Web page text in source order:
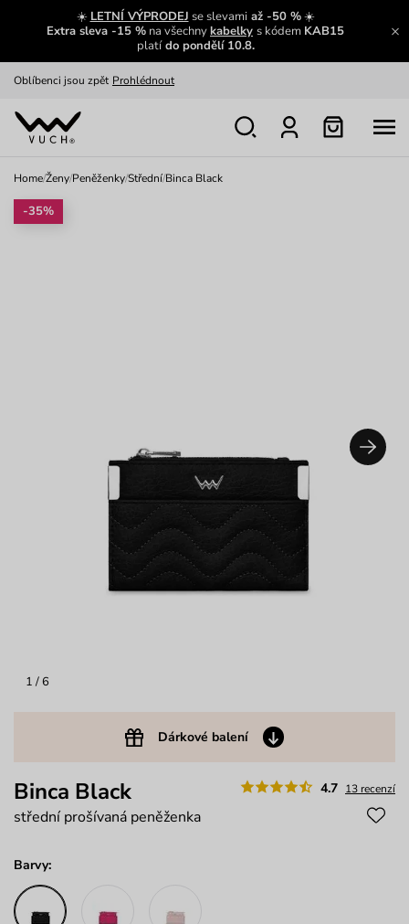
☀️ LETNÍ VÝPRODEJ se slevamiaž -50 %☀️
Extra sleva -15 % na všechnykabelky s kódem KAB15
platído pondělí 10.8.
Výměna a vrácení zdarma Zobrazit
Prohlédnout
Nech se inspirovat Ukázat
Home/Ženy/Peněženky/Střední/Binca Black
1 / 6
Dárkové balení
-35%
4.7 13 recenzí
Binca Black
střední prošívaná peněženka
Barvy: